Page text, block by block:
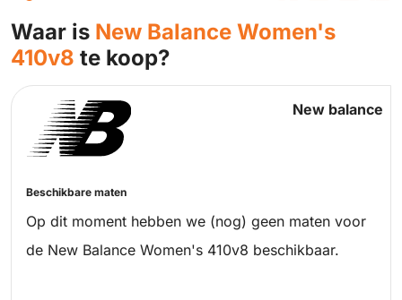
Waar is New Balance Women's
410v8 te koop?
New balance
Beschikbare maten
Op dit moment hebben we (nog) geen maten voor
de New Balance Women's 410v8 beschikbaar.